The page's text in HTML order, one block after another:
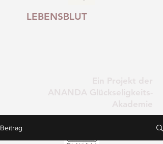
LEBENSBLUT
Beitrag